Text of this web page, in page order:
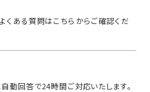
くある質問はこちらからご確認くだ
動回答で24時間ご対応いたします。